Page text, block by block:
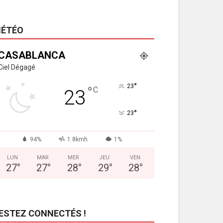
Dégagé
23 °C 23°
23°
94% 1.8kmh 1%
LUN
27°
MAR
27°
MER
28°
JEU
29°
VEN
28°
CONNECTÉS !